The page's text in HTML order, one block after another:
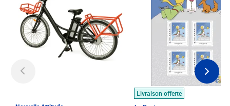
Livraison offerte